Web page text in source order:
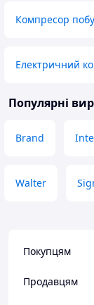
Компресор
Електричний
Популярні
Brand
Walter
Покупцям
Продавцям